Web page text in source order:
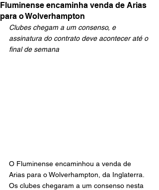
Fluminense encaminha venda de Arias
para o Wolverhampton
Clubes chegam a um consenso, e
assinatura do contrato deve acontecer até o
final de semana
O Fluminense encaminhou a venda de
Arias para o Wolverhampton, da Inglaterra.
Os clubes chegaram a um consenso nesta